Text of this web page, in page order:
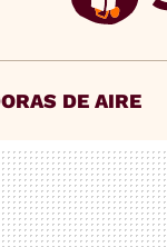
DE AIRE